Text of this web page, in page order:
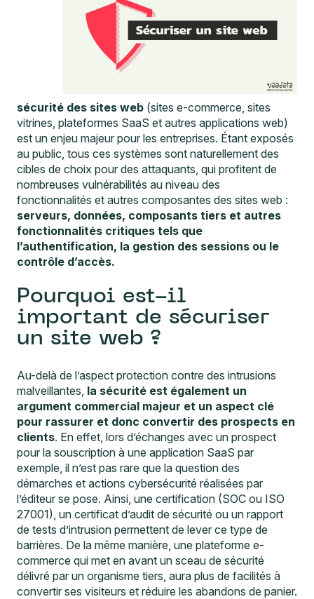
sécurité des sites web (sites e-commerce, sites
vitrines, plateformes SaaS et autres applications web)
est un enjeu majeur pour les entreprises. Étant exposés
au public, tous ces systèmes sont naturellement des
cibles de choix pour des attaquants, qui profitent de
nombreuses vulnérabilités au niveau des
fonctionnalités et autres composantes des sites web :
serveurs, données, composants tiers et autres
fonctionnalités critiques tels que
l’authentification, la gestion des sessions ou le
contrôle d’accès.
Pourquoi est-il
important de sécuriser
un site web ?
Au-delà de l’aspect protection contre des intrusions
malveillantes, la sécurité est également un
argument commercial majeur et un aspect clé
pour rassurer et donc convertir des prospects en
clients. En effet, lors d’échanges avec un prospect
pour la souscription à une application SaaS par
exemple, il n’est pas rare que la question des
démarches et actions cybersécurité réalisées par
l’éditeur se pose. Ainsi, une certification (SOC ou ISO
27001), un certificat d’audit de sécurité ou un rapport
de tests d’intrusion permettent de lever ce type de
barrières. De la même manière, une plateforme e-
commerce qui met en avant un sceau de sécurité
délivré par un organisme tiers, aura plus de facilités à
convertir ses visiteurs et réduire les abandons de panier.